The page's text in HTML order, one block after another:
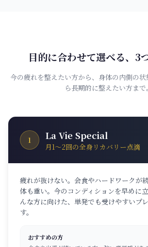
目的に合わせて選べる、3
今の疲れを整えたい方から、身体の内側の
ら長期的に整えたい方まで。
1 La Vie Special
月1〜2回の全身リカバリー点滴
疲れが抜けない。会食やハードワークが
体も重い。今のコンディションを早めに
んな方に向けた、単発でも受けやすいプ
す。
おすすめの方